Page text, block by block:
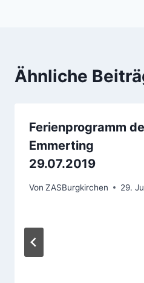
Ähnliche
Ferienprogramm
Emmerting
29.07.2019
Von ZASBurgkirchen 29.